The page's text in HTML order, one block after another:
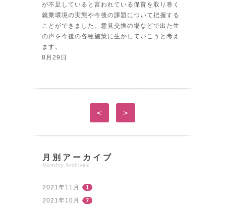
が不足していると言われている保育を取り巻く
就業環境の実態や今後の課題について把握する
ことができました。意見交換の場などで出た生
の声を今後の各種施策に生かしていこうと考え
ます。
8月29日
< >
月別アーカイブ
Monthly Archives
2021年11月 1
2021年10月 7